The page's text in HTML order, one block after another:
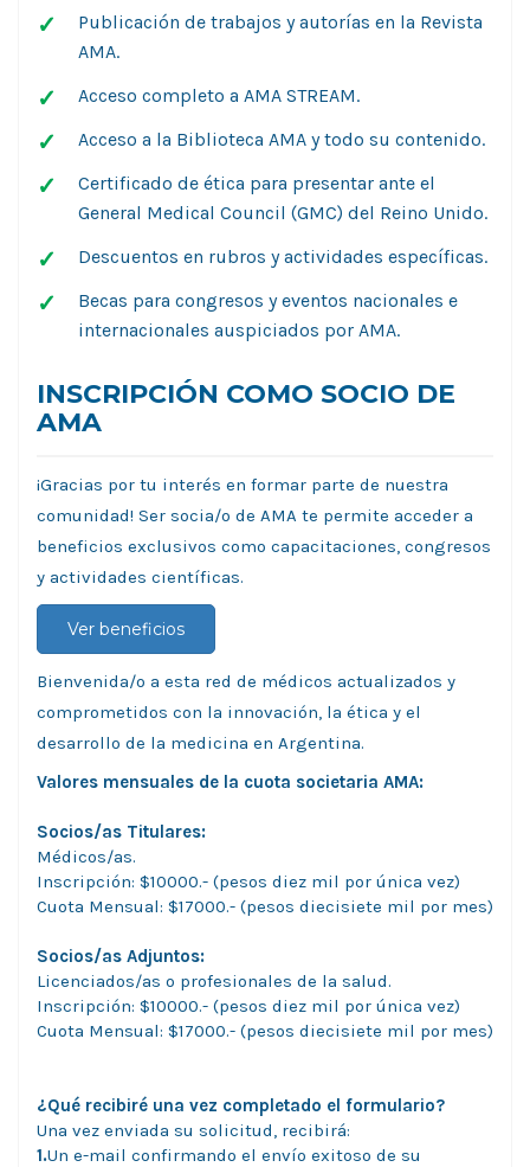
Publicación de trabajos y autorías en la Revista
AMA.
Acceso completo a AMA STREAM.
Acceso a la Biblioteca AMA y todo su contenido.
Certificado de ética para presentar ante el
General Medical Council (GMC) del Reino Unido.
Descuentos en rubros y actividades específicas.
Becas para congresos y eventos nacionales e
internacionales auspiciados por AMA.
INSCRIPCIÓN COMO SOCIO DE
AMA
¡Gracias por tu interés en formar parte de nuestra
comunidad! Ser socia/o de AMA te permite acceder a
beneficios exclusivos como capacitaciones, congresos
y actividades científicas.
Ver beneficios
Bienvenida/o a esta red de médicos actualizados y
comprometidos con la innovación, la ética y el
desarrollo de la medicina en Argentina.
Valores mensuales de la cuota societaria AMA:
Socios/as Titulares:
Médicos/as.
Inscripción: $10000.- (pesos diez mil por única vez)
Cuota Mensual: $17000.- (pesos diecisiete mil por mes)
Socios/as Adjuntos:
Licenciados/as o profesionales de la salud.
Inscripción: $10000.- (pesos diez mil por única vez)
Cuota Mensual: $17000.- (pesos diecisiete mil por mes)
¿Qué recibiré una vez completado el formulario?
Una vez enviada su solicitud, recibirá:
1.Un e-mail confirmando el envío exitoso de su